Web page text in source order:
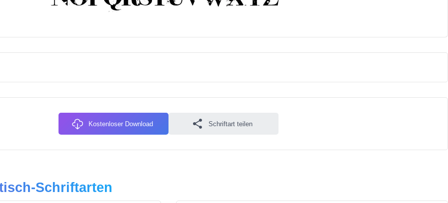
Kostenloser Download Schriftart teilen
Schriftarten